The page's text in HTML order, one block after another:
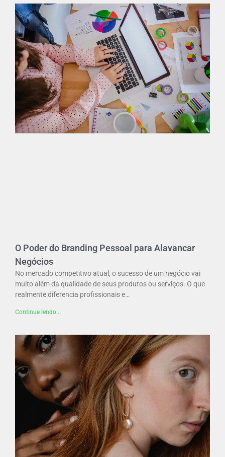
O Poder do Branding Pessoal para Alavancar
Negócios
No mercado competitivo atual, o sucesso de um negócio vai
muito além da qualidade de seus produtos ou serviços. O que
realmente diferencia profissionais e…
Continue lendo...